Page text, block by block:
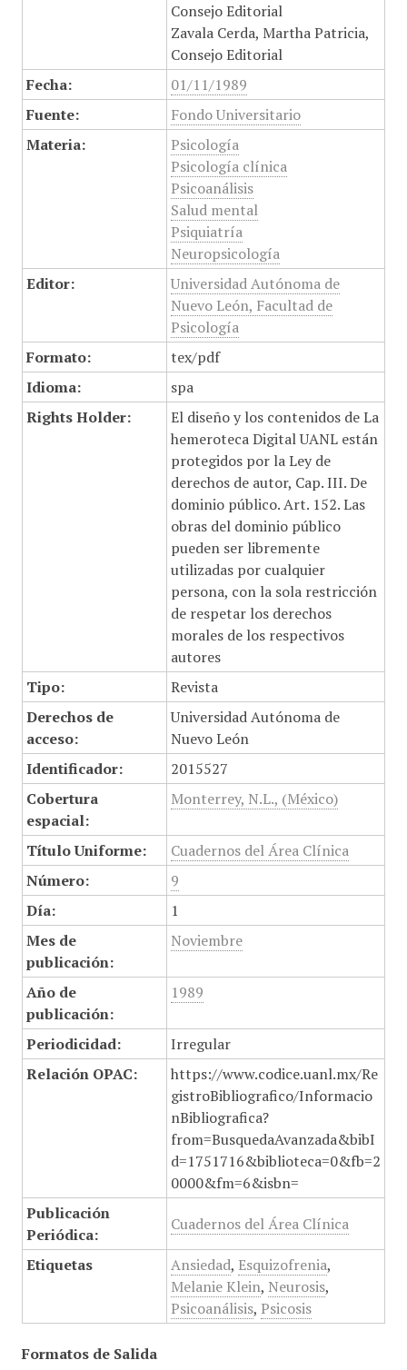
Consejo Editorial
Zavala Cerda, Martha Patricia,
Consejo Editorial
Fecha:
01/11/1989
Fuente:
Fondo Universitario
Materia:
Psicología
Psicología clínica
Psicoanálisis
Salud mental
Psiquiatría
Neuropsicología
Editor:
Universidad Autónoma de
Nuevo León, Facultad de
Psicología
Formato:
tex/pdf
Idioma:
spa
Rights Holder:
El diseño y los contenidos de La
hemeroteca Digital UANL están
protegidos por la Ley de
derechos de autor, Cap. III. De
dominio público. Art. 152. Las
obras del dominio público
pueden ser libremente
utilizadas por cualquier
persona, con la sola restricción
de respetar los derechos
morales de los respectivos
autores
Tipo:
Revista
Derechos de
acceso:
Universidad Autónoma de
Nuevo León
Identificador:
2015527
Cobertura
espacial:
Monterrey, N.L., (México)
Título Uniforme:
Cuadernos del Área Clínica
Número:
9
Día:
1
Mes de
publicación:
Noviembre
Año de
publicación:
1989
Periodicidad:
Irregular
Relación OPAC:
https://www.codice.uanl.mx/Re
gistroBibliografico/Informacio
nBibliografica?
from=BusquedaAvanzada&bibI
d=1751716&biblioteca=0&fb=2
0000&fm=6&isbn=
Publicación
Periódica:
Cuadernos del Área Clínica
Etiquetas Ansiedad, Esquizofrenia,
Melanie Klein, Neurosis,
Psicoanálisis, Psicosis
Formatos de Salida